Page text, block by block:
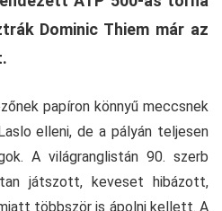
Dominic Thiem már az
papíron könnyű meccsnek
elleni, de a pályán teljesen
A világranglistán 90. szerb
játszott, keveset hibázott,
többször is ápolni kellett. A